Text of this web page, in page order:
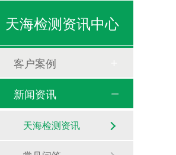
天海检测资讯中心
客户案例
新闻资讯
天海检测资讯